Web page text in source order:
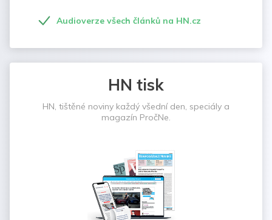
Audioverze všech článků na HN.cz
HN tisk
HN, tištěné noviny každý všední den, speciály a
magazín PročNe.